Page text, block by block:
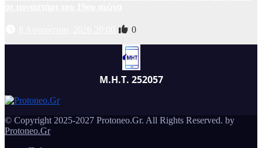
0
Μ.Η.Τ. 252057
© Copyright 2025-2027 Protoneo.Gr. All Rights Reserved. by
Protoneo.Gr